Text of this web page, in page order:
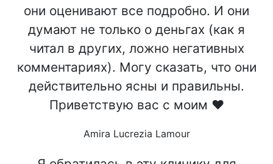
они оценивают все подробно. И они
думают не только о деньгах (как я
читал в других, ложно негативных
комментариях). Могу сказать, что они
действительно ясны и правильны.
Приветствую вас с моим ♥️
Amira Lucrezia Lamour